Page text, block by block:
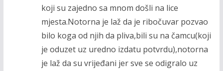
koji su zajedno sa mnom došli na lice
mjesta.Notorna je laž da je ribočuvar pozvao
bilo koga od njih da pliva,bili su na čamcu(koji
je oduzet uz uredno izdatu potvrdu),notorna
je laž da su vrijeđani jer sve se odigralo uz